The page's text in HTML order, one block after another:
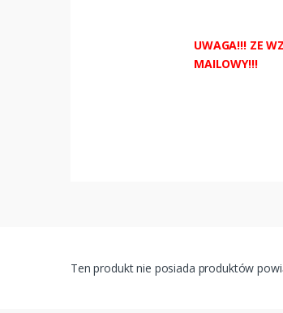
UWAGA!!! ZE
MAILOWY!!!
Ten produkt nie posiada produktów